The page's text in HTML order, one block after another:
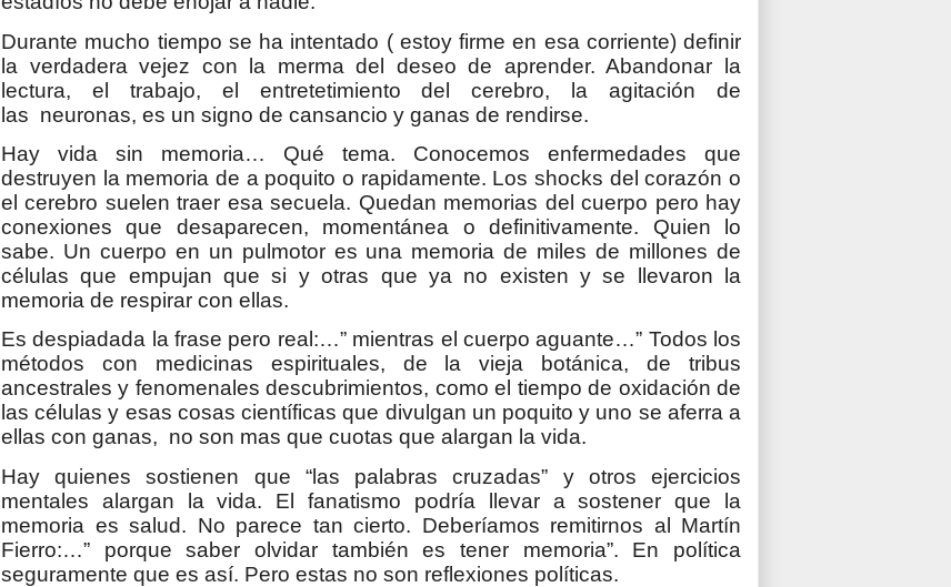
Durante mucho tiempo se ha intentado ( estoy firme en esa corriente) definir
la verdadera vejez con la merma del deseo de aprender. Abandonar la
lectura, el trabajo, el entretetimiento del cerebro, la agitación de
las neuronas, es un signo de cansancio y ganas de rendirse.
Hay vida sin memoria… Qué tema. Conocemos enfermedades que
destruyen la memoria de a poquito o rapidamente. Los shocks del corazón o
el cerebro suelen traer esa secuela. Quedan memorias del cuerpo pero hay
conexiones que desaparecen, momentánea o definitivamente. Quien lo
sabe. Un cuerpo en un pulmotor es una memoria de miles de millones de
células que empujan que si y otras que ya no existen y se llevaron la
memoria de respirar con ellas.
Es despiadada la frase pero real:…” mientras el cuerpo aguante…” Todos los
métodos con medicinas espirituales, de la vieja botánica, de tribus
ancestrales y fenomenales descubrimientos, como el tiempo de oxidación de
las células y esas cosas científicas que divulgan un poquito y uno se aferra a
ellas con ganas, no son mas que cuotas que alargan la vida.
Hay quienes sostienen que “las palabras cruzadas” y otros ejercicios
mentales alargan la vida. El fanatismo podría llevar a sostener que la
memoria es salud. No parece tan cierto. Deberíamos remitirnos al Martín
Fierro:…” porque saber olvidar también es tener memoria”. En política
seguramente que es así. Pero estas no son reflexiones políticas.